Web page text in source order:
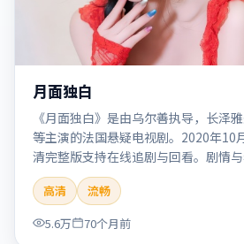
月面独白
《月面独白》是由乌尔善执导，长泽
等主演的法国悬疑电视剧。2020年10
清完整版支持在线追剧与回看。剧情
进，线索相互勾连，结局出人意料，
适合检索「月面独白」「乌尔善」「悬
「2020」「2020-10-21上映」等关键
创信息。
高清
流畅
5.6万
70个月前